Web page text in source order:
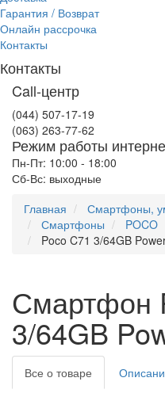
Гарантия / Возврат
Онлайн рассрочка
Контакты
Контакты
Call-центр
(044) 507-17-19
(063) 263-77-62
Режим работы
Пн-Пт: 10:00 - 18:00
Сб-Вс: выходные
Главная
Смартфоны,
Смартфоны
POCO
Poco C71 3/64GB
Смартфон
3/64GB
Все о товаре